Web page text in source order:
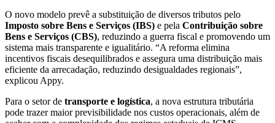
O novo modelo prevê a substituição de diversos tributos pelo
Imposto sobre Bens e Serviços (IBS) e pela Contribuição sobre
Bens e Serviços (CBS), reduzindo a guerra fiscal e promovendo um
sistema mais transparente e igualitário. “A reforma elimina
incentivos fiscais desequilibrados e assegura uma distribuição mais
eficiente da arrecadação, reduzindo desigualdades regionais”,
explicou Appy.
Para o setor de transporte e logística, a nova estrutura tributária
pode trazer maior previsibilidade nos custos operacionais, além de